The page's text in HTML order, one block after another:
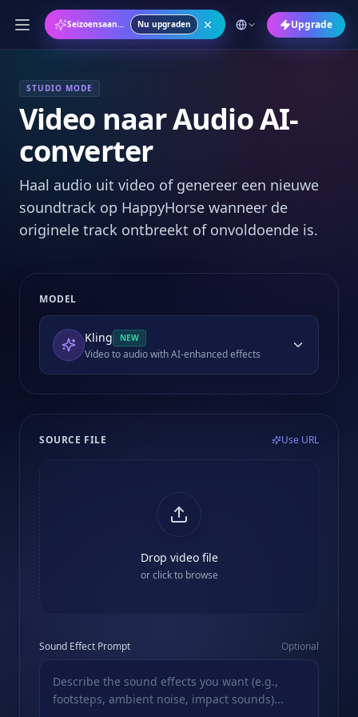
Seizoensaanbieding: Jaarplan met 50% KORTING Nu upgraden Upgrade
STUDIO MODE
Video naar Audio AI-
converter
Haal audio uit video of genereer een nieuwe
soundtrack op HappyHorse wanneer de
originele track ontbreekt of onvoldoende is.
MODEL
Kling NEW
Video to audio with AI-enhanced effects
SOURCE FILE Use URL
Drop video file
or click to browse
Sound Effect Prompt Optional